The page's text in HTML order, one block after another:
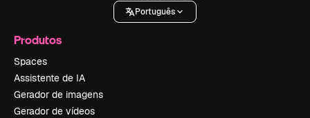
Português
Produtos
Spaces
Assistente de IA
Gerador de imagens
Gerador de vídeos